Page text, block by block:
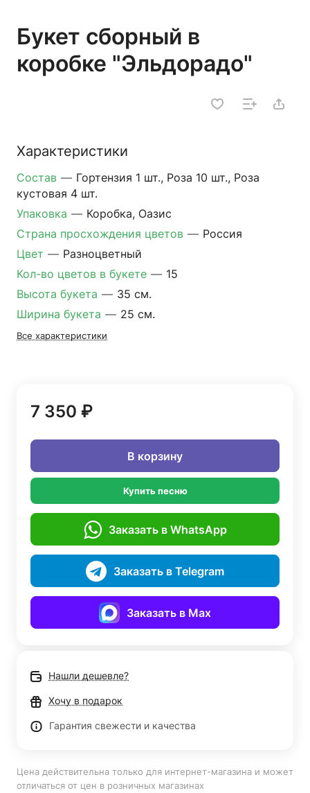
Букет сборный в
коробке "Эльдорадо"
Характеристики
Состав — Гортензия 1 шт., Роза 10 шт., Роза
кустовая 4 шт.
Упаковка — Коробка, Оазис
Страна просхождения цветов — Россия
Цвет — Разноцветный
Кол-во цветов в букете — 15
Высота букета — 35 см.
Ширина букета — 25 см.
Все характеристики
7 350 ₽
В корзину
Купить песню
Заказать в WhatsApp
Заказать в Telegram
Заказать в Max
Нашли дешевле?
Хочу в подарок
Гарантия свежести и качества
Цена действительна только для интернет-магазина и может
отличаться от цен в розничных магазинах